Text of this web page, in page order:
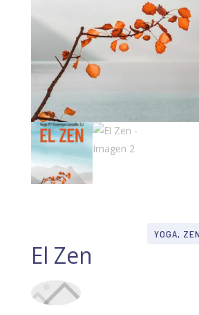
YOGA,
El Zen